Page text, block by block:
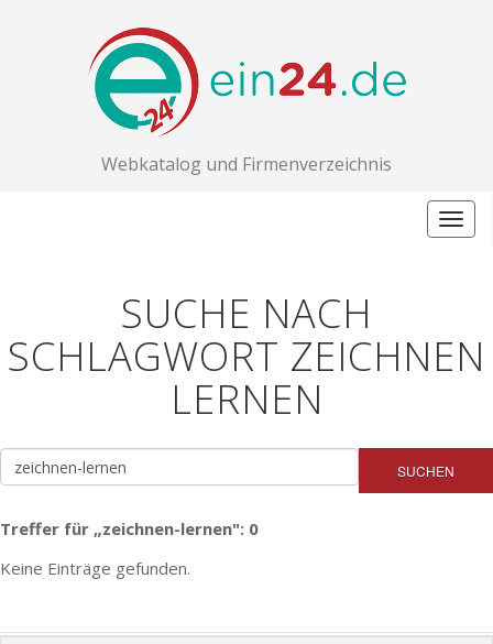
Webkatalog und Firmenverzeichnis
SUCHE NACH
SCHLAGWORT ZEICHNEN
LERNEN
SUCHEN
Treffer für „zeichnen-lernen": 0
Keine Einträge gefunden.